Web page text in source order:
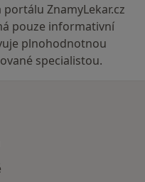
ZnamyLekar.cz
pouze informativní
plnohodnotnou
specialistou.